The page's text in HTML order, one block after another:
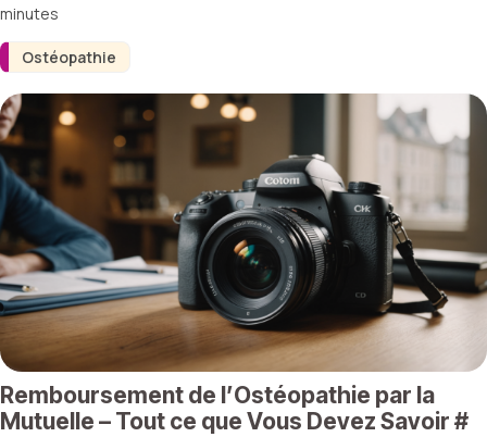
Ostéopathie
minutes
Remboursement de l’Ostéopathie par la
Mutuelle – Tout ce que Vous Devez Savoir #